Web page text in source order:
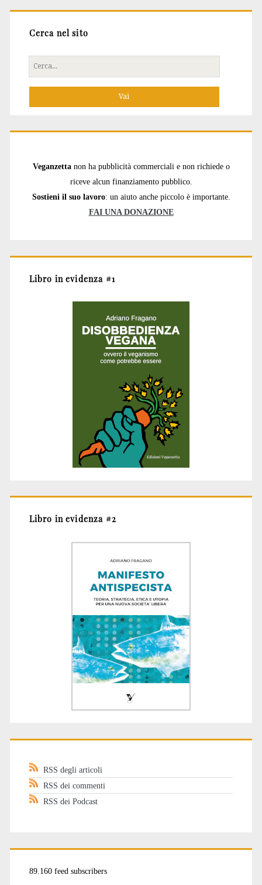
Cerca nel sito
Cerca
per:
Veganzetta non ha pubblicità commerciali e non richiede o
riceve alcun finanziamento pubblico.
Sostieni il suo lavoro: un aiuto anche piccolo è importante.
FAI UNA DONAZIONE
Libro in evidenza #1
Libro in evidenza #2
RSS degli articoli
RSS dei commenti
RSS dei Podcast
89.160 feed subscribers